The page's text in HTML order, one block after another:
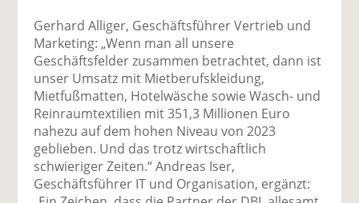
k
te
il
e
n
n
te
il
e
n
se
d
n
Gerhard Alliger, Geschäftsführer Vertrieb und
Marketing: „Wenn man all unsere
Geschäftsfelder zusammen betrachtet, dann ist
unser Umsatz mit Mietberufskleidung,
Mietfußmatten, Hotelwäsche sowie Wasch- und
Reinraumtextilien mit 351,3 Millionen Euro
nahezu auf dem hohen Niveau von 2023
geblieben. Und das trotz wirtschaftlich
schwieriger Zeiten.“ Andreas Iser,
Geschäftsführer IT und Organisation, ergänzt: